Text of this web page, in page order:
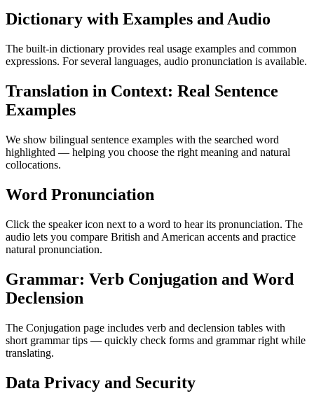
Dictionary with Examples and Audio
The built-in dictionary provides real usage examples and common
expressions. For several languages, audio pronunciation is available.
Translation in Context: Real Sentence
Examples
We show bilingual sentence examples with the searched word
highlighted — helping you choose the right meaning and natural
collocations.
Word Pronunciation
Click the speaker icon next to a word to hear its pronunciation. The
audio lets you compare British and American accents and practice
natural pronunciation.
Grammar: Verb Conjugation and Word
Declension
The Conjugation page includes verb and declension tables with
short grammar tips — quickly check forms and grammar right while
translating.
Data Privacy and Security